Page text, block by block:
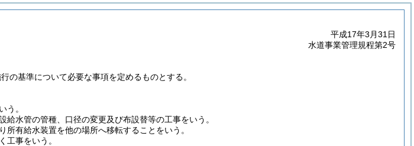
平成17年3月31日
水道事業管理規程第2号
の基準について必要な事項を定めるものとする。
う。
水管の管種、口径の変更及び布設替等の工事をいう。
有給水装置を他の場所へ移転することをいう。
事をいう。